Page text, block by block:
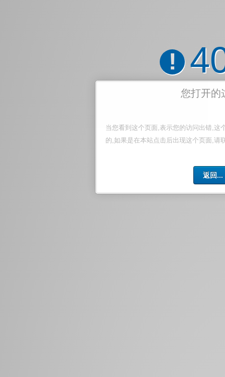
!
您打开的
当您看到这个页面,表示您的访问出错,这
的,如果是在本站点击后出现这个页面,请
返回...